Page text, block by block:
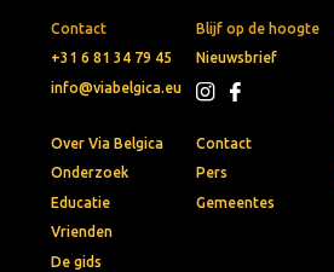
Contact
+31 6 81 34 79 45
info@viabelgica.eu
Blijf op de hoogte
Nieuwsbrief
Over Via Belgica
Onderzoek
Educatie
Vrienden
De gids
Contact
Pers
Gemeentes